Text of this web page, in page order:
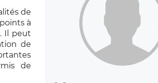
de
à
Il peut
de
de